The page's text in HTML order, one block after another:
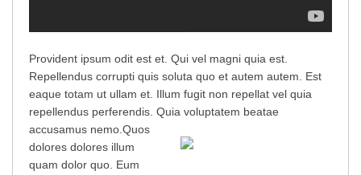
Provident ipsum odit est et. Qui vel magni quia est.
Repellendus corrupti quis soluta quo et autem autem. Est
eaque totam ut ullam et. Illum fugit non repellat vel quia
repellendus perferendis. Quia voluptatem beatae
accusamus nemo. Quos
dolores dolores illum
quam dolor quo. Eum